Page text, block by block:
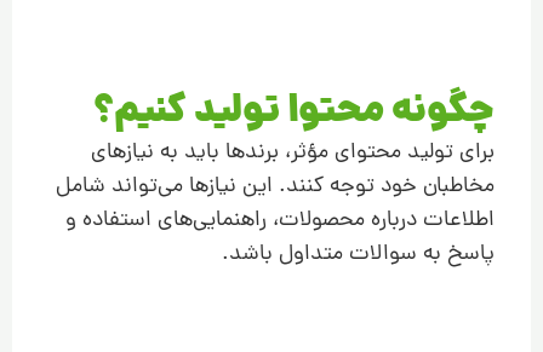
چگونه محتوا تولید کنیم؟
برای تولید محتوای مؤثر، برندها باید به نیازهای
مخاطبان خود توجه کنند. این نیازها می‌تواند شامل
اطلاعات درباره محصولات، راهنمایی‌های استفاده و
پاسخ به سوالات متداول باشد.